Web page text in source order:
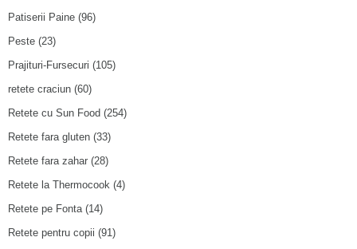
Patiserii Paine (96)
Peste (23)
Prajituri-Fursecuri (105)
retete craciun (60)
Retete cu Sun Food (254)
Retete fara gluten (33)
Retete fara zahar (28)
Retete la Thermocook (4)
Retete pe Fonta(14)
Retete pentru copii (91)